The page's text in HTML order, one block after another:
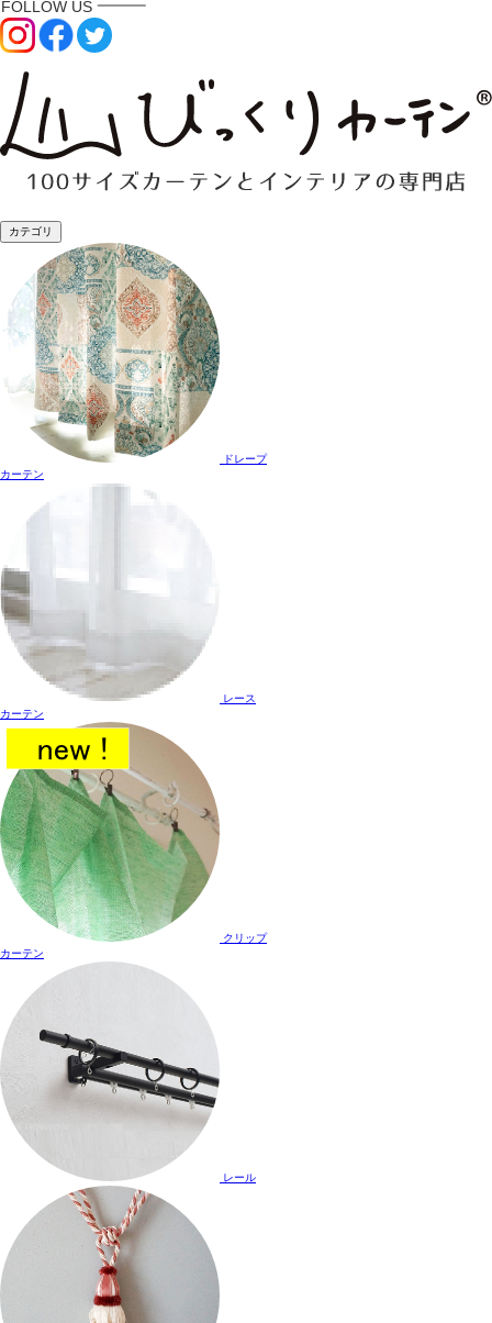
カテゴリ
ドレープ
カーテン
レース
カーテン
クリップ
カーテン
レール